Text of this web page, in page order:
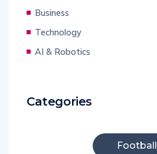
Business
Technology
AI & Robotics
Categories
Football